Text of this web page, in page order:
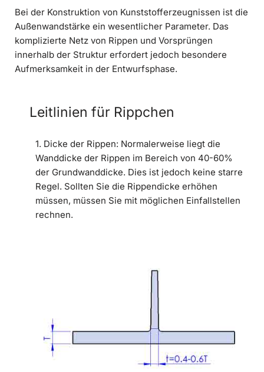
Bei der Konstruktion von Kunststofferzeugnissen ist die
Außenwandstärke ein wesentlicher Parameter. Das
komplizierte Netz von Rippen und Vorsprüngen
innerhalb der Struktur erfordert jedoch besondere
Aufmerksamkeit in der Entwurfsphase.
Leitlinien für Rippchen
1. Dicke der Rippen: Normalerweise liegt die
Wanddicke der Rippen im Bereich von 40-60%
der Grundwanddicke. Dies ist jedoch keine starre
Regel. Sollten Sie die Rippendicke erhöhen
müssen, müssen Sie mit möglichen Einfallstellen
rechnen.